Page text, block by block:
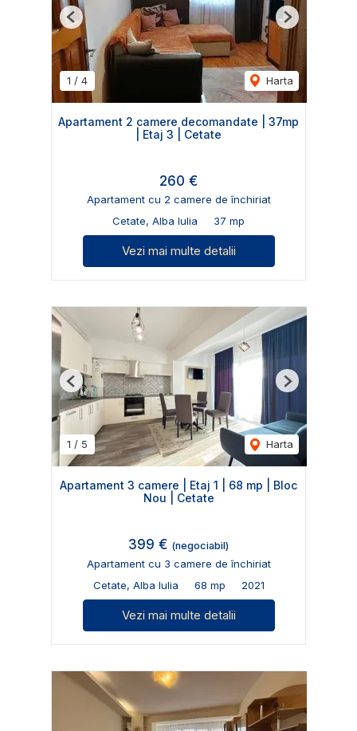
1 / 4 Harta
Previous Next
Apartament 2 camere decomandate | 37mp
| Etaj 3 | Cetate
260 €
Apartament cu 2 camere de închiriat
Cetate, Alba Iulia
37 mp
Vezi mai multe detalii
1 / 5 Harta
Previous Next
Apartament 3 camere | Etaj 1 | 68 mp | Bloc
Nou | Cetate
399 € (negociabil)
Apartament cu 3 camere de închiriat
Cetate, Alba Iulia
68 mp 2021
Vezi mai multe detalii